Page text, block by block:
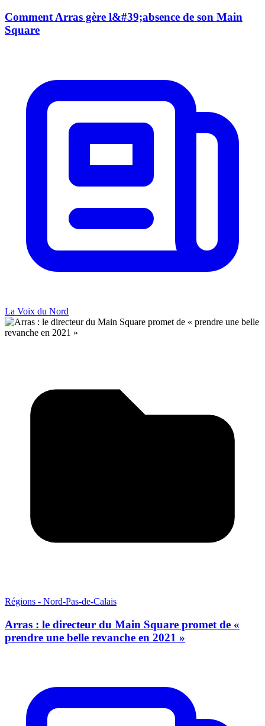
Comment Arras gère l&#39;absence de son Main
Square
La Voix du Nord
Régions - Nord-Pas-de-Calais
Arras : le directeur du Main Square promet de «
prendre une belle revanche en 2021 »